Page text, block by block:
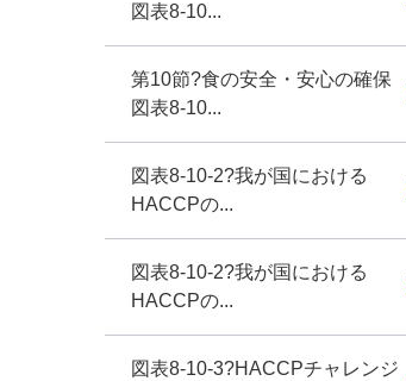
図表8-10...
第10節?食の安全・安心の確保
図表8-10...
図表8-10-2?我が国における
HACCPの...
図表8-10-2?我が国における
HACCPの...
図表8-10-3?HACCPチャレンジ